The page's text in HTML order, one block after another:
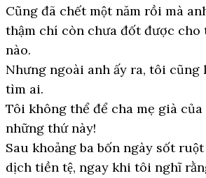
Cũng đã chết một năm rồi mà
thậm chí còn chưa đốt được
nào.
Nhưng ngoài anh ấy ra, tôi cũng
tìm ai.
Tôi không thể để cha mẹ già
những thứ này!
Sau khoảng ba bốn ngày sốt
dịch tiền tệ, ngay khi tôi nghĩ